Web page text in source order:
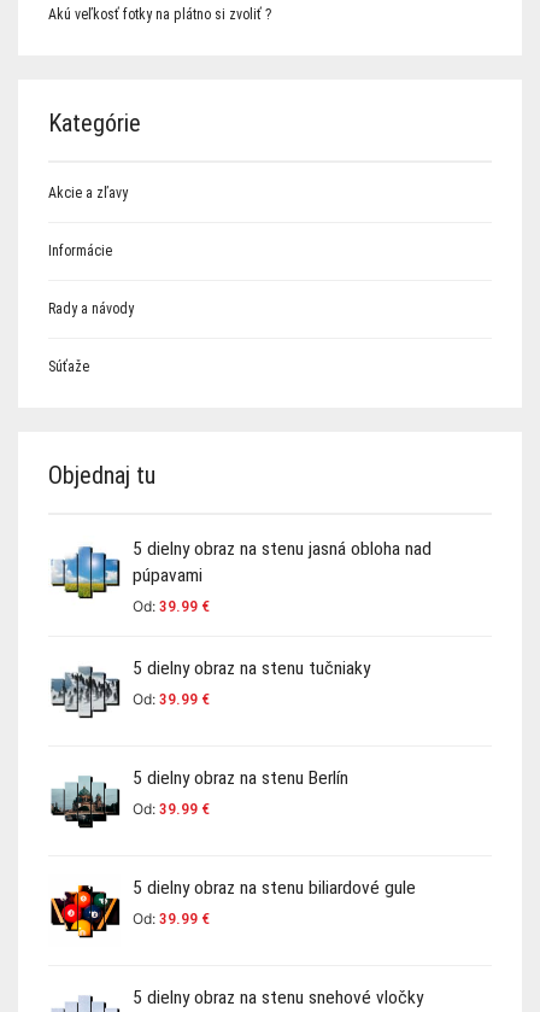
Akú veľkosť fotky na plátno si zvoliť ?
Kategórie
Akcie a zľavy
Informácie
Rady a návody
Súťaže
Objednaj tu
5 dielny obraz na stenu jasná obloha nad
púpavami
Od: 39.99 €
5 dielny obraz na stenu tučniaky
Od: 39.99 €
5 dielny obraz na stenu Berlín
Od: 39.99 €
5 dielny obraz na stenu biliardové gule
Od: 39.99 €
5 dielny obraz na stenu snehové vločky